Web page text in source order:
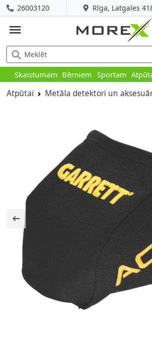
Rīga, Latgales
26003120
Skaistumam Bērniem Sportam
Atpūtai Metāla detektori un